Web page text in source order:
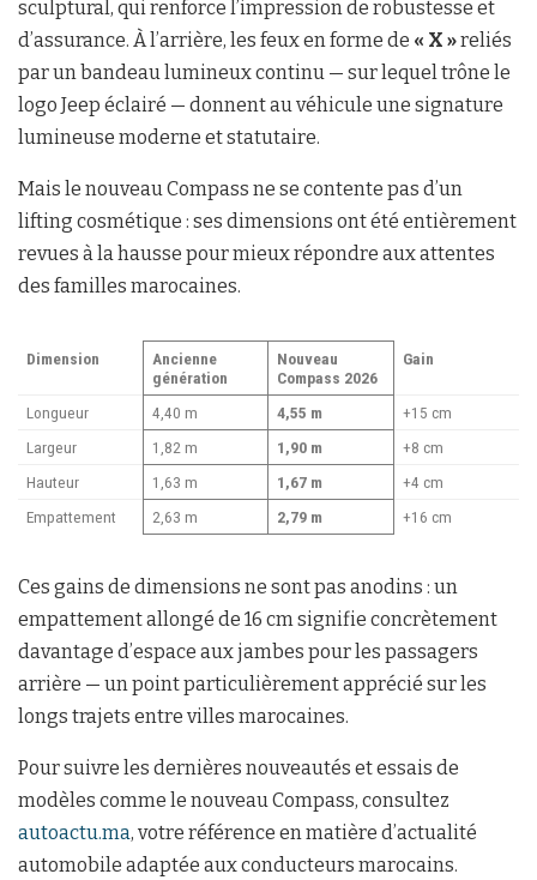
sculptural, qui renforce l’impression de robustesse et
d’assurance. À l’arrière, les feux en forme de « X »reliés
par un bandeau lumineux continu — sur lequel trône le
logo Jeep éclairé — donnent au véhicule une signature
lumineuse moderne et statutaire.
Mais le nouveau Compass ne se contente pas d’un
lifting cosmétique : ses dimensions ont été entièrement
revues à la hausse pour mieux répondre aux attentes
des familles marocaines.
Dimension
Ancienne
génération
Nouveau
Compass 2026
Gain
Longueur 4,40 m 4,55 m
+15 cm
Largeur
1,82 m 1,90 m
+8 cm
Hauteur
1,63 m 1,67 m
+4 cm
Empattement
2,63 m 2,79 m +16 cm
Ces gains de dimensions ne sont pas anodins : un
empattement allongé de 16 cm signifie concrètement
davantage d’espace aux jambes pour les passagers
arrière — un point particulièrement apprécié sur les
longs trajets entre villes marocaines.
Pour suivre les dernières nouveautés et essais de
modèles comme le nouveau Compass, consultez
autoactu.ma, votre référence en matière d’actualité
automobile adaptée aux conducteurs marocains.